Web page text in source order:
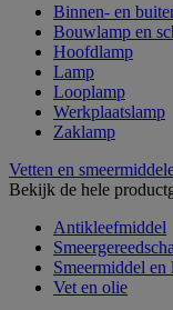
Binnen- en
Bouwlamp en
Hoofdlamp
Lamp
Looplamp
Werkplaatslamp
Zaklamp
Vetten en
Bekijk de hele
Antikleefmiddel
Smeermiddel en
Vet en olie